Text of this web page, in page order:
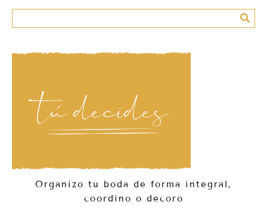
Organizo tu boda de forma integral,
coordino o decoro